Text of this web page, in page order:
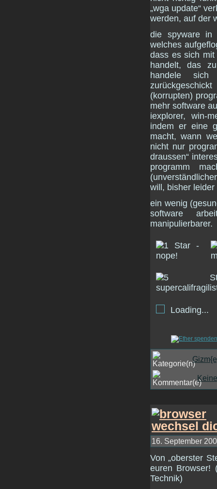
„wga update“
werden, auf der
die spyware in
welches
dass es sich
handelt, das
handele sich
(korrupten)
mehr software
iexplorer, win-
indem er eine
macht, wann
nicht nur
draussen“
programm
will, bisher
ein wenig
software
manipulierbarer.
Loading...
16. September
Von „oberster
euren Browser!
Technik)